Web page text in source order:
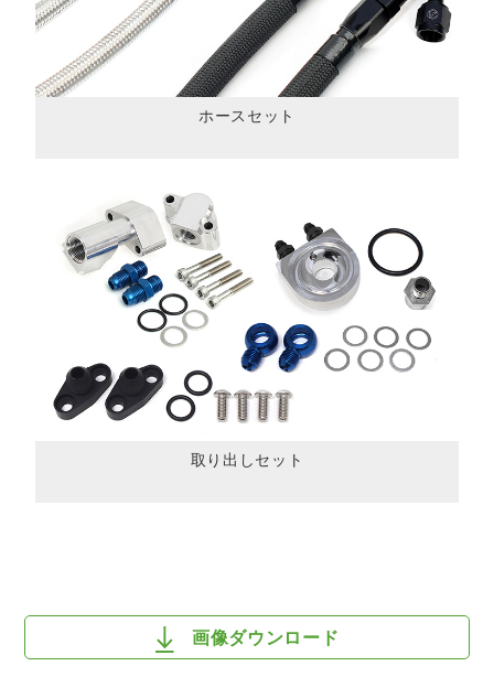
ホースセット
取り出しセット
画像ダウンロード